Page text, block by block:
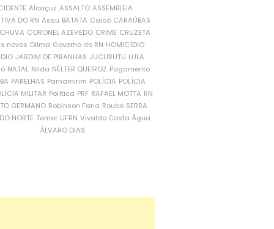
Alcaçuz ASSALTO ASSEMBLEIA
DO RN Assu BATATA Caicó CARAÚBAS
CORONEL AZEVEDO CRIME CRUZETA
novos Dilma Governo do RN HOMICÍDIO
JARDIM DE PIRANHAS JUCURUTU LULA
NATAL Nilda NÉLTER QUEIROZ Pagamento
PARELHAS Parnamirim POLÍCIA POLÍCIA
MILITAR Política PRF RAFAEL MOTTA RN
GERMANO Robinson Faria Roubo SERRA
NORTE Temer UFRN Vivaldo Costa Água
ÁLVARO DIAS